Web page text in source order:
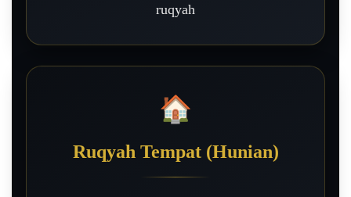
ruqyah
🏠
Ruqyah Tempat (Hunian)